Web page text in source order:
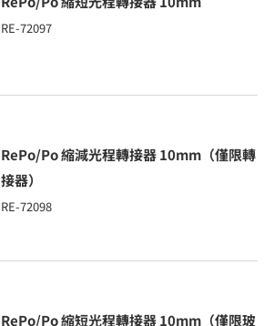
RE-72097
RePo/Po 縮減光程轉接器 10mm（僅限轉
接器）
RE-72098
RePo/Po 縮短光程轉接器 10mm（僅限玻